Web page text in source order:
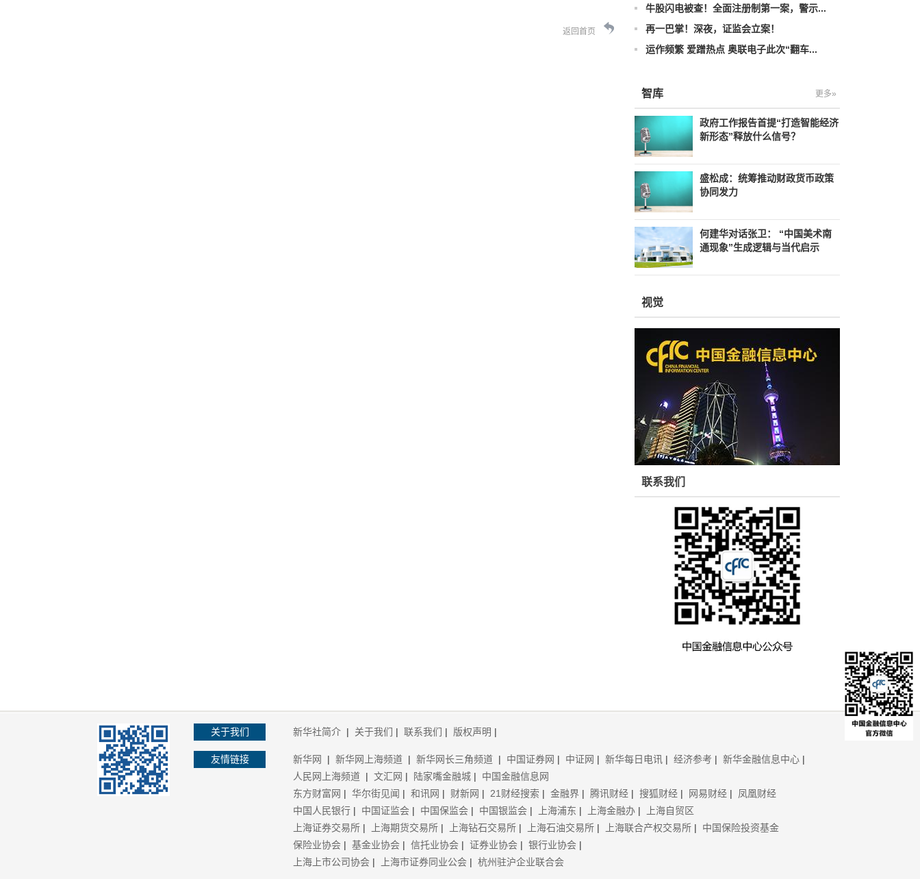
返回首页
牛股闪电被查！全面注册制第一案，警示...
再一巴掌！深夜，证监会立案！
运作频繁 爱蹭热点 奥联电子此次“翻车...
智库 更多»
政府工作报告首提“打造智能经济
新形态”释放什么信号？
盛松成：统筹推动财政货币政策
协同发力
何建华对话张卫： “中国美术南
通现象”生成逻辑与当代启示
视觉
联系我们
关于我们
友情链接
新华社简介 | 关于我们 | 联系我们 | 版权声明 |
新华网 | 新华网上海频道 | 新华网长三角频道 | 中国证券网 | 中证网 | 新华每日电讯 | 经济参考 | 新华金融信息中心 |
人民网上海频道 | 文汇网 | 陆家嘴金融城 | 中国金融信息网
东方财富网 | 华尔街见闻 | 和讯网 | 财新网 | 21财经搜索 | 金融界 | 腾讯财经 | 搜狐财经 | 网易财经 | 凤凰财经
中国人民银行 | 中国证监会 | 中国保监会 | 中国银监会 | 上海浦东 | 上海金融办 |
上海自贸区
上海证券交易所 | 上海期货交易所 | 上海钻石交易所 | 上海石油交易所 | 上海联合产权交易所 | 中国保险投资基金
保险业协会 | 基金业协会 | 信托业协会 | 证券业协会 | 银行业协会 |
上海上市公司协会 | 上海市证券同业公会 | 杭州驻沪企业联合会